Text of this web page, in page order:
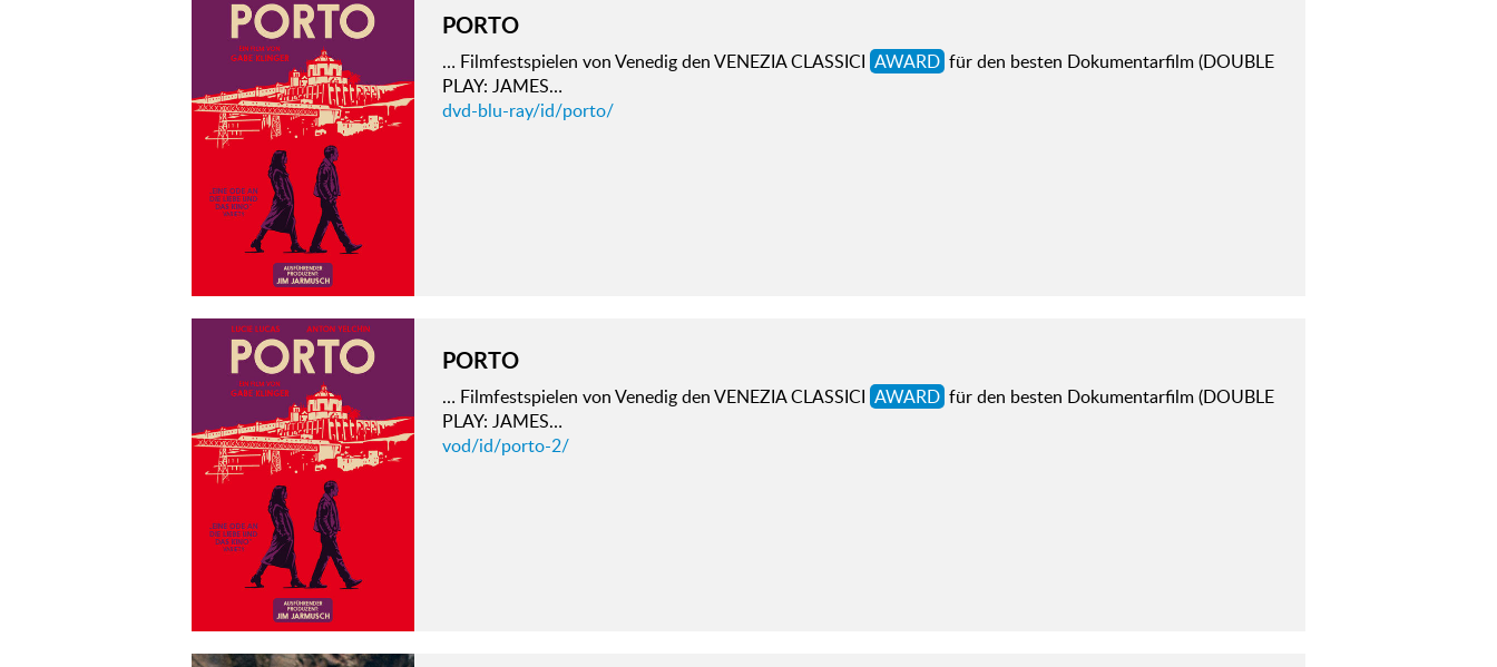
PORTO
… Filmfestspielen von Venedig den VENEZIA CLASSICI AWARD für den besten Dokumentarfilm (DOUBLE
PLAY: JAMES…
dvd-blu-ray/id/porto/
PORTO
… Filmfestspielen von Venedig den VENEZIA CLASSICI AWARD für den besten Dokumentarfilm (DOUBLE
PLAY: JAMES…
vod/id/porto-2/